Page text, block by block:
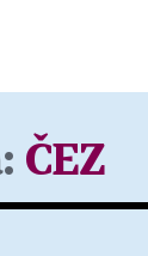
ČEZ